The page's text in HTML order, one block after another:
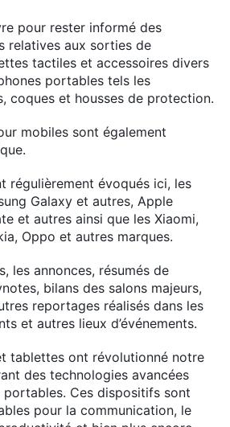
pour rester informé des
relatives aux sorties de
tactiles et accessoires divers
portables tels les
coques et housses de protection.
mobiles sont également
régulièrement évoqués ici, les
Galaxy et autres, Apple
et autres ainsi que les Xiaomi,
Oppo et autres marques.
les annonces, résumés de
bilans des salons majeurs,
reportages réalisés dans les
et autres lieux d’événements.
tablettes ont révolutionné notre
des technologies avancées
portables. Ces dispositifs sont
pour la communication, le